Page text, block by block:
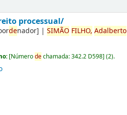
processual/
denador] |SIMÃO FILHO, Adalberto
[Númerodechamada:342.2 D598](2).